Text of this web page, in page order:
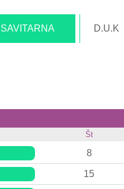
SAVITARNA D.U.K
Št
8
15